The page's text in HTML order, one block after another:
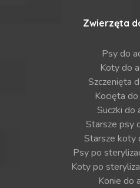
Zwierzęta
Psy do
Koty do
Szczenięta
Kocięta
Suczki do
Starsze psy
Starsze koty
Psy po
Koty po
Konie do